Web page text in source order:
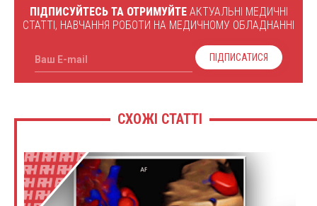
ПІДПИСУЙТЕСЬ ТА ОТРИМУЙТЕАКТУАЛЬНІ МЕДИЧНІ
СТАТТІ, НАВЧАННЯ РОБОТИ НА МЕДИЧНОМУ ОБЛАДНАННІ
Ваш E-mail ПІДПИСАТИСЯ
СХОЖІ СТАТТІ